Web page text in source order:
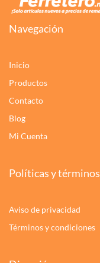
Navegación
Inicio
Productos
Contacto
Blog
Mi Cuenta
Políticas y términos
Aviso de privacidad
Términos y condiciones